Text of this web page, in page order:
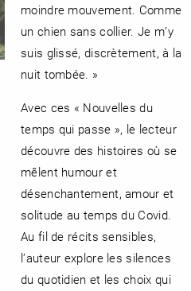
moindre mouvement. Comme
un chien sans collier. Je m’y
suis glissé, discrètement, à la
nuit tombée. »
Avec ces « Nouvelles du
temps qui passe », le lecteur
découvre des histoires où se
mêlent humour et
désenchantement, amour et
solitude au temps du Covid.
Au fil de récits sensibles,
l’auteur explore les silences
du quotidien et les choix qui